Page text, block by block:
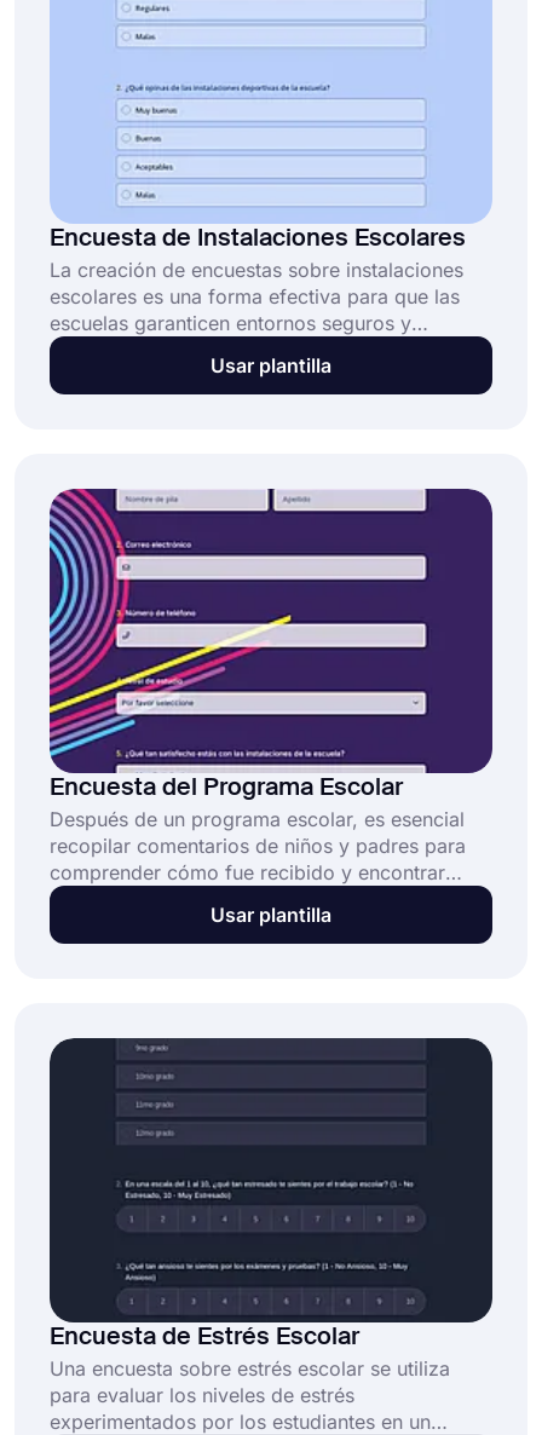
Encuesta de Instalaciones Escolares
La creación de encuestas sobre instalaciones
escolares es una forma efectiva para que las
escuelas garanticen entornos seguros y
funcionales que promuevan el aprendizaje y el
éxito de los estudiantes. Crea tu encuesta
¡Comienza a hacer cambios en el diseño de la
escuela con los resultados de la encuesta!
Usar plantilla
Encuesta del Programa Escolar
Después de un programa escolar, es esencial
recopilar comentarios de niños y padres para
comprender cómo fue recibido y encontrar
áreas de mejora. Una encuesta sobre
programas escolares es una excelente manera
sobre sus experiencias.
Usar plantilla
Encuesta de Estrés Escolar
Una encuesta sobre estrés escolar se utiliza
para evaluar los niveles de estrés
experimentados por los estudiantes en un